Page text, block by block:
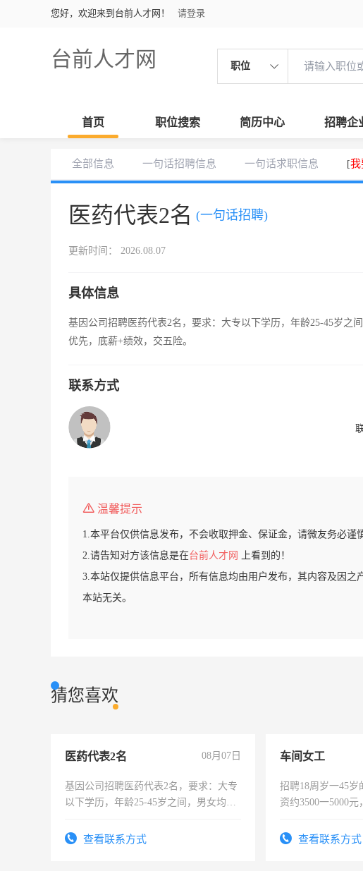
您好，欢迎来到台前人才网！ 请登录
台前人才网 职位
首页 职位搜索 简历中心 招聘企
全部信息 一句话招聘信息 一句话求职信息 [我
医药代表2名 (一句话招聘)
更新时间： 2026.08.07
具体信息
基因公司招聘医药代表2名，要求：大专以下学历，年龄25-45岁之
优先，底薪+绩效，交五险。
联系方式
温馨提示
1.本平台仅供信息发布，不会收取押金、保证金，请微友务必谨
2.请告知对方该信息是在台前人才网
上看到的！
3.本站仅提供信息平台，所有信息均由用户发布，其内容及因之
本站无关。
猜您喜欢
医药代表2名 08月07日
基因公司招聘医药代表2名，要求：大专
以下学历，年龄25-45岁之间，男女均
表或者有医学资质的优先，底薪+绩效，
查看联系方式
车间女工
招聘18周岁一45岁
资约3500一5000
查看联系方式